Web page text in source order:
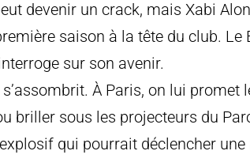
devenir un crack, mais Xabi
saison à la tête du club. Le
sur son avenir.
À Paris, on lui promet
briller sous les projecteurs du
qui pourrait déclencher